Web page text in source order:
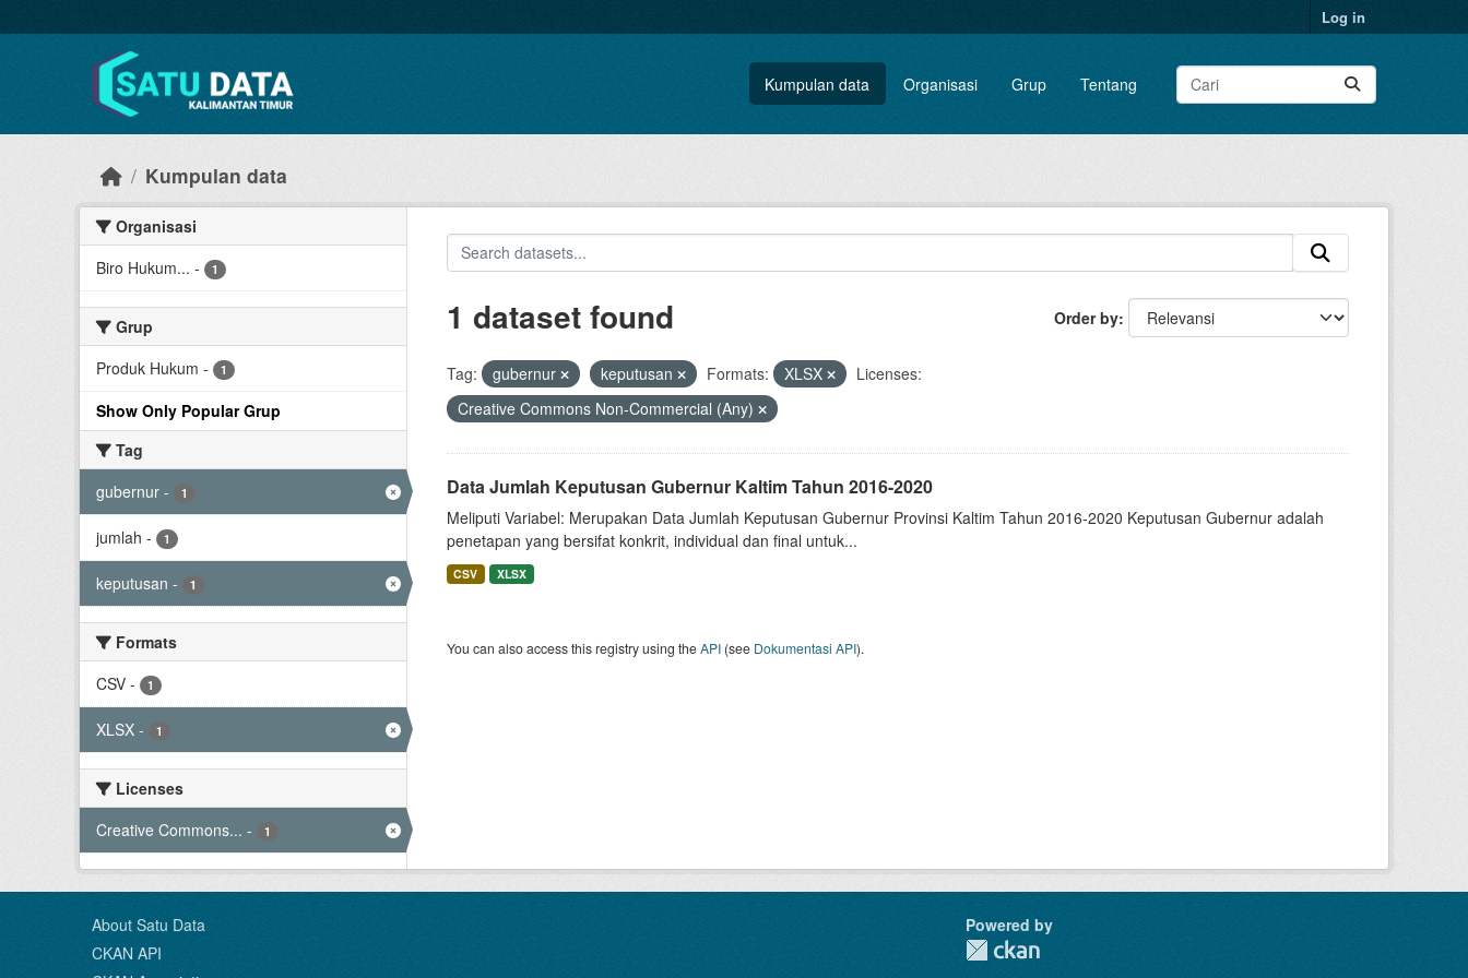
Log in
Kumpulan data Organisasi Grup Tentang
Kumpulan data
Organisasi
Biro Hukum... - 1
Grup
Produk Hukum - 1
Show Only Popular Grup
Tag
gubernur - 1
jumlah - 1
keputusan - 1
Formats
CSV - 1
XLSX - 1
Licenses
Creative Commons... - 1
Order by
1 dataset found
Tag: gubernur keputusan Formats: XLSX
Licenses:
Creative Commons Non-Commercial (Any)
Data Jumlah Keputusan Gubernur Kaltim Tahun 2016-2020
Meliputi Variabel: Merupakan Data Jumlah Keputusan Gubernur Provinsi Kaltim Tahun 2016-2020 Keputusan Gubernur adalah
penetapan yang bersifat konkrit, individual dan final untuk...
CSV XLSX
You can also access this registry using theAPI(see Dokumentasi API).
About Satu Data
CKAN API
Powered by